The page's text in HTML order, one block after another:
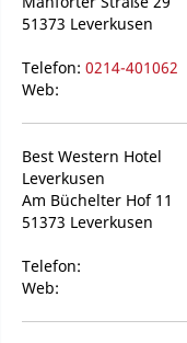
51373 Leverkusen
Telefon: 0214-401062
Web:
Best Western Hotel
Leverkusen
Am Büchelter Hof 11
51373 Leverkusen
Telefon:
Web: